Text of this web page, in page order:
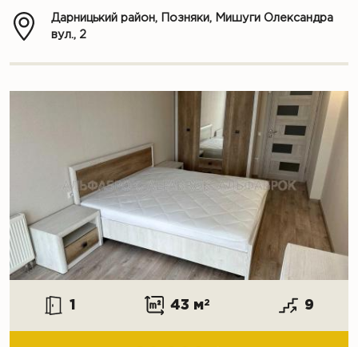
Дарницький район, Позняки, Мишуги Олександра
вул., 2
1 43 м2 9